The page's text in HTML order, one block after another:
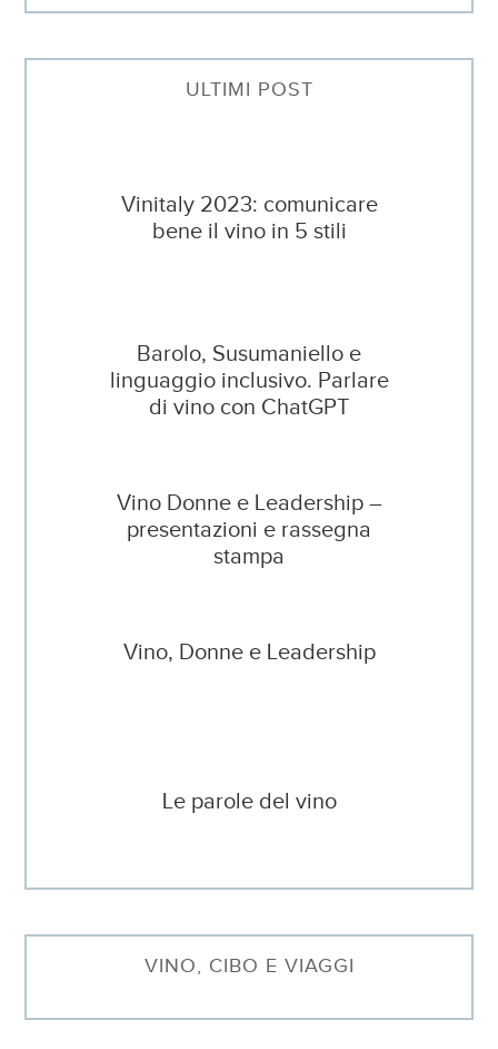
ULTIMI POST
Vinitaly 2023: comunicare
bene il vino in 5 stili
Barolo, Susumaniello e
linguaggio inclusivo. Parlare
di vino con ChatGPT
Vino Donne e Leadership –
presentazioni e rassegna
stampa
Vino, Donne e Leadership
Le parole del vino
VINO, CIBO E VIAGGI